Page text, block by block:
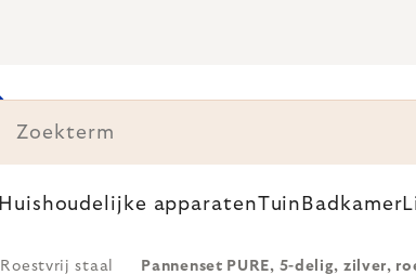
Huishoudelijke apparatenTuin Badkamer
Roestvrij staal Pannenset PURE, 5-delig, zilver,